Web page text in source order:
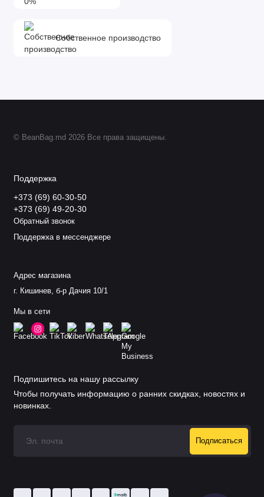
Собственное производство
© BeanBag.md 2026 Все права защищены.
Поддержка
+373 (69) 60-30-50
+373 (69) 49-20-30
Обратный звонок
Поддержка в мессенджере
Адрес магазина
г. Кишинев, б-р Дачия 10/1
Мы в сети
Подпишитесь на нашу рассылку
Чтобы получать информацию о ранних скидках, новостях и
новинках.
Подписаться